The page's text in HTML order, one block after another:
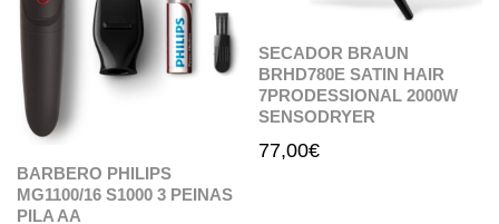
BARBERO PHILIPS
MG1100/16 S1000 3 PEINAS
PILA AA
SECADOR BRAUN
BRHD780E SATIN HAIR
7PRODESSIONAL 2000W
SENSODRYER
77,00€